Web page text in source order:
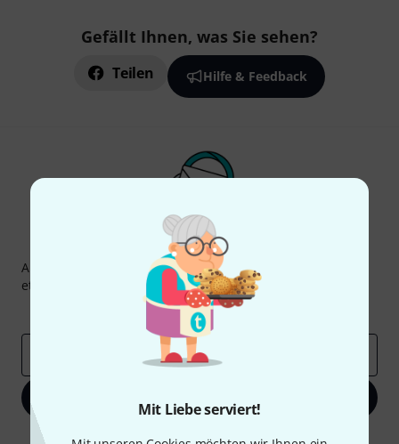
Mit Liebe serviert!
Gefällt Ihnen, was Sie sehen?
Teilen Hilfe & Feedback
Thomann Newsletter
Abonniere den Thomann Newsletter und gewinne mit
etwas Glück einen von
50 Gutscheinenüber jeweils
Inspirierende Beiträge
Deals
Mit Klick auf „Jetzt anmelden“ stimmen Sie dem Erhalt von E-Mail-